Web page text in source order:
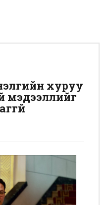
хуруу
мэдээллийг